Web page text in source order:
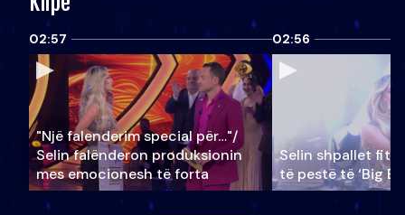
02:57
"Një falenderim special për…"/
Selin falënderon produksionin
mes emocionesh të forta
02:56
Selin shpallet
të pestë të ‘Big